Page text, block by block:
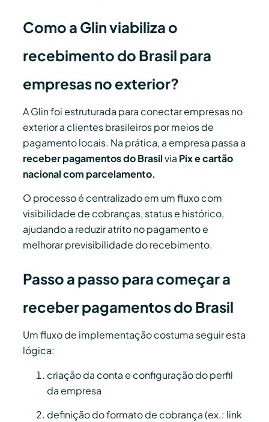
Como a Glin viabiliza o
recebimento do Brasil para
empresas no exterior?
A Glin foi estruturada para conectar empresas no
exterior a clientes brasileiros por meios de
pagamento locais. Na prática, a empresa passa a
receber pagamentos do Brasilvia Pix ecartão
nacional com parcelamento.
O processo é centralizado em um fluxo com
visibilidade de cobranças, status e histórico,
ajudando a reduzir atrito no pagamento e
melhorar previsibilidade do recebimento.
Passo a passo para começar a
receber pagamentos do Brasil
Um fluxo de implementação costuma seguir esta
lógica:
criação da conta e configuração do perfil
da empresa
definição do formato de cobrança (ex.: link